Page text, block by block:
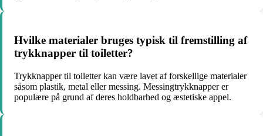
Hvilke materialer bruges typisk til fremstilling af
trykknapper til toiletter?
Trykknapper til toiletter kan være lavet af forskellige materialer
såsom plastik, metal eller messing. Messingtrykknapper er
populære på grund af deres holdbarhed og æstetiske appel.